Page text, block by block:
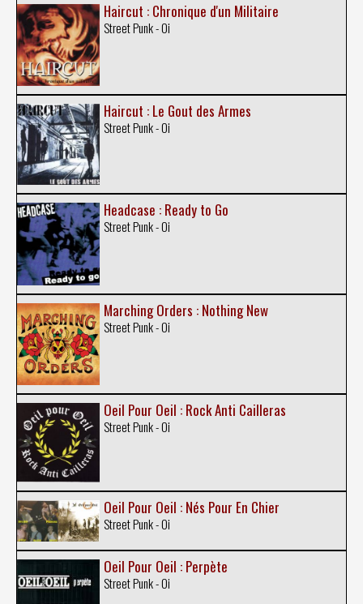
Haircut : Chronique d'un Militaire
Street Punk - Oi
Haircut : Le Gout des Armes
Street Punk - Oi
Headcase : Ready to Go
Street Punk - Oi
Marching Orders : Nothing New
Street Punk - Oi
Oeil Pour Oeil : Rock Anti Cailleras
Street Punk - Oi
Oeil Pour Oeil : Nés Pour En Chier
Street Punk - Oi
Oeil Pour Oeil : Perpète
Street Punk - Oi